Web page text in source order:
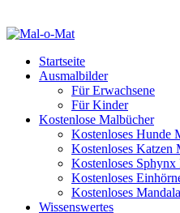
Startseite
Ausmalbilder
Für Erwachsene
Für Kinder
Kostenlose Malbücher
Kostenloses Hunde
Kostenloses Katzen
Kostenloses
Kostenloses
Kostenloses
Wissenswertes